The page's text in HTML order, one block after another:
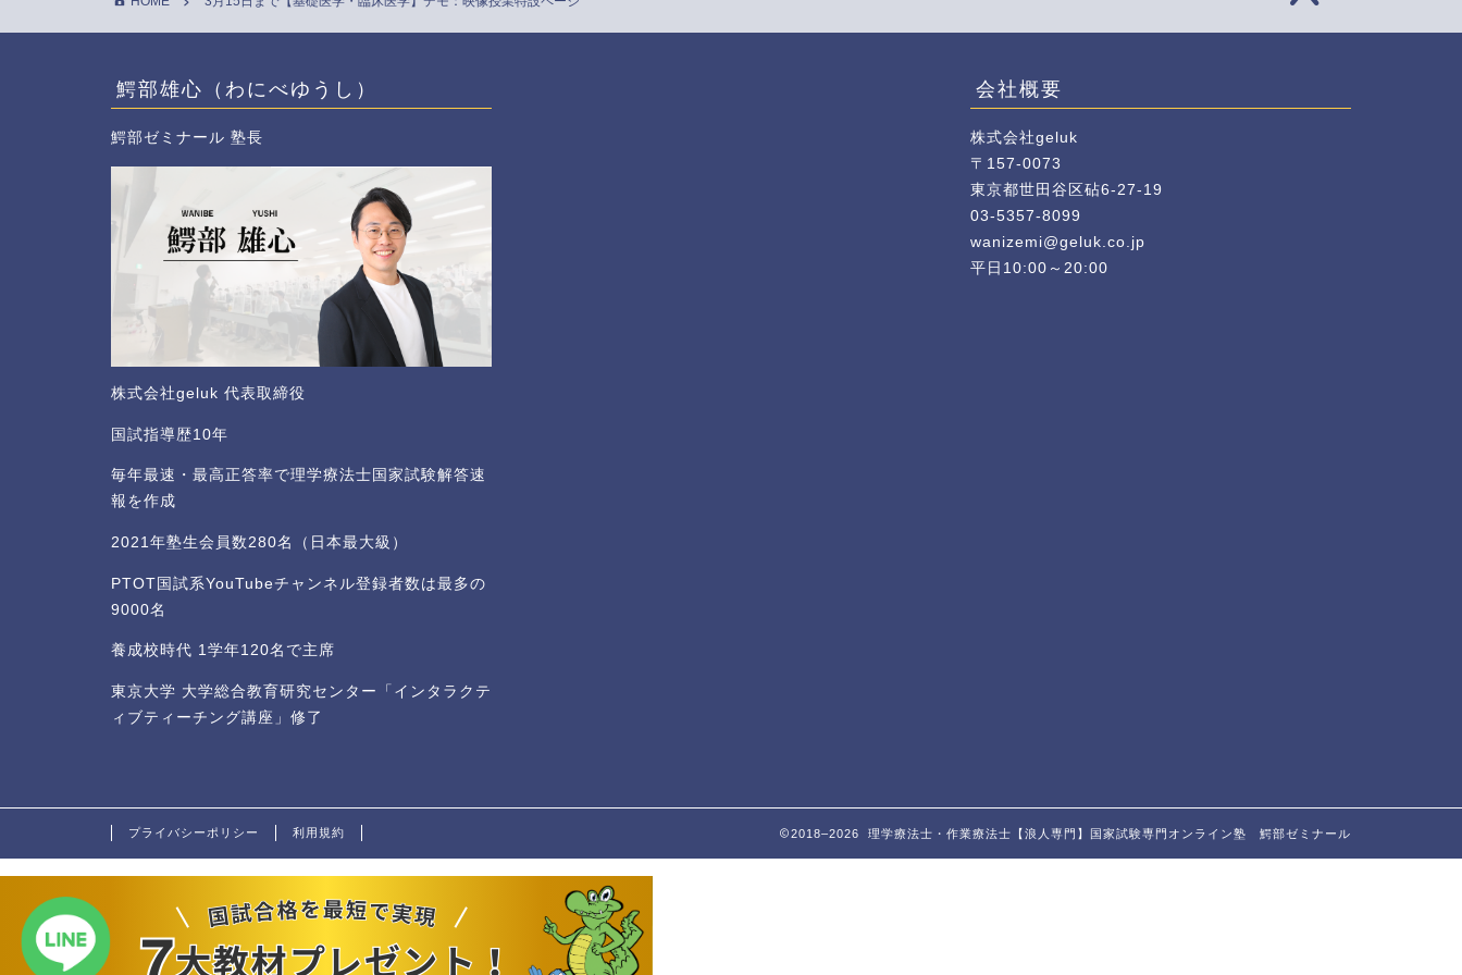
鰐部雄心（わにべゆうし）
鰐部ゼミナール 塾長
株式会社geluk 代表取締役
国試指導歴10年
毎年最速・最高正答率で理学療法士国家試験解答速
報を作成
2021年塾生会員数280名（日本最大級）
PTOT国試系YouTubeチャンネル登録者数は最多の
9000名
養成校時代 1学年120名で主席
東京大学 大学総合教育研究センター「インタラクテ
ィブティーチング講座」修了
会社概要
株式会社geluk
〒157-0073
東京都世田谷区砧6-27-19
03-5357-8099
wanizemi@geluk.co.jp
平日10:00～20:00
プライバシーポリシー 利用規約 2018–2026 理学療法士・作業療法士【浪人専門】国家試験専門オンライン塾 鰐部ゼミナール